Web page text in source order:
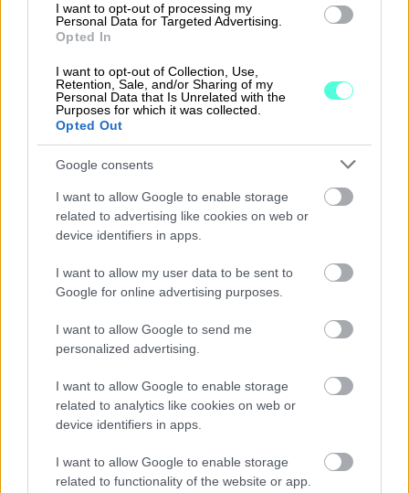
I want to opt-out of processing my
Personal Data for Targeted Advertising.
Opted In
I want to opt-out of Collection, Use,
Retention, Sale, and/or Sharing of my
Personal Data that Is Unrelated with the
Purposes for which it was collected.
Opted Out
Google consents
I want to allow Google to enable storage
related to advertising like cookies on web or
device identifiers in apps.
I want to allow my user data to be sent to
Google for online advertising purposes.
I want to allow Google to send me
personalized advertising.
I want to allow Google to enable storage
related to analytics like cookies on web or
device identifiers in apps.
I want to allow Google to enable storage
related to functionality of the website or app.
sisäisiin palavereihin, joissa verovähennys
on yleensä täysi.
Neuvottelukulutovat asiakas- tai
liikekumppanineuvotteluihin liittyviä
kustannuksia, joissa verovähennysoikeus voi
juhlavia kuin edustuskulut.
Yrittäjän taloushallinnon ja
Yksinkertaista taloushallinnon rutiineja ja
käytä aikasi paremmin. Aloitus nyt
maksutta rajoitetun ajan!